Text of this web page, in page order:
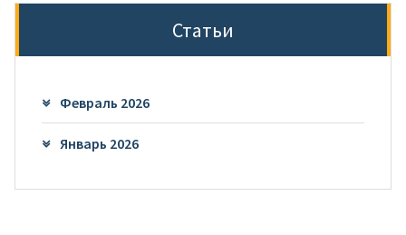
Статьи
Февраль 2026
Январь 2026